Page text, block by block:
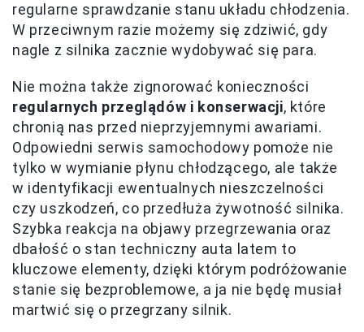
regularne sprawdzanie stanu układu chłodzenia.
W przeciwnym razie możemy się zdziwić, gdy
nagle z silnika zacznie wydobywać się para.
Nie można także zignorować konieczności
regularnych przeglądów i konserwacji, które
chronią nas przed nieprzyjemnymi awariami.
Odpowiedni serwis samochodowy pomoże nie
tylko w wymianie płynu chłodzącego, ale także
w identyfikacji ewentualnych nieszczelności
czy uszkodzeń, co przedłuża żywotność silnika.
Szybka reakcja na objawy przegrzewania oraz
dbałość o stan techniczny auta latem to
kluczowe elementy, dzięki którym podróżowanie
stanie się bezproblemowe, a ja nie będę musiał
martwić się o przegrzany silnik.